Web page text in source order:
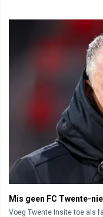
Mis geen FC Twente-
Voeg Twente Insite toe als